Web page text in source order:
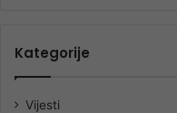
Kategorije
Vijesti